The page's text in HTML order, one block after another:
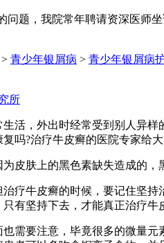
问题，我院常年聘请资深医师
> 青少年银屑病 > 青少年银屑病
所
，外出时经常受到别人异样
吗?治疗牛皮癣的医院专家给
肤上的黑色素缺失造成的，
牛皮癣的时候，要记住坚持
有坚持下去，才能真正治疗
要注意，毕竟很多的微量元